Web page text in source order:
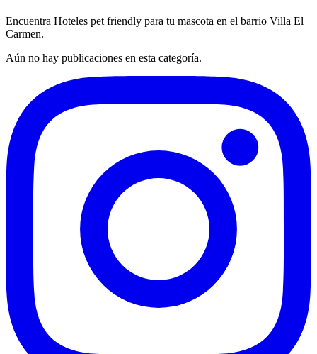
Encuentra Hoteles pet friendly para tu mascota en el barrio Villa El
Carmen.
Aún no hay publicaciones en esta categoría.